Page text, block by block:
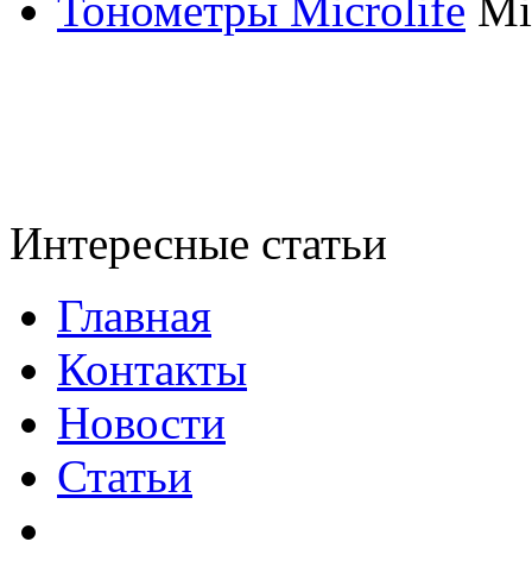
Интересные статьи
Главная
Контакты
Новости
Статьи